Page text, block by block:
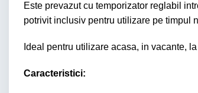
Este prevazut cu temporizator reglabil
potrivit inclusiv pentru utilizare pe timpul
Ideal pentru utilizare acasa, in vacante,
Caracteristici: